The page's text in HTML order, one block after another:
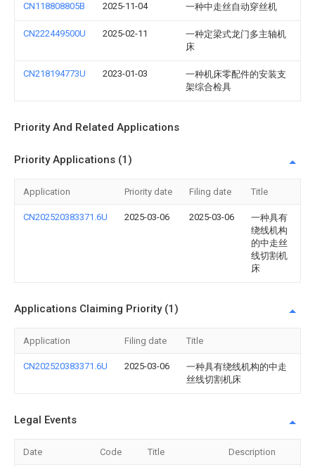
CN118808805B 2025-11-04 一种中走丝自动穿丝机
CN222449500U 2025-02-11
一种定梁式龙门多主轴机
床
CN218194773U 2023-01-03
一种机床零配件的安装支
架综合检具
Priority And Related Applications
Priority Applications (1)
Application Priority date Filing date Title
CN202520383371.6U 2025-03-06 2025-03-06
一种具有
绕线机构
的中走丝
线切割机
床
Applications Claiming Priority (1)
Application Filing date Title
CN202520383371.6U 2025-03-06
一种具有绕线机构的中走
丝线切割机床
Legal Events
Date Code Title Description